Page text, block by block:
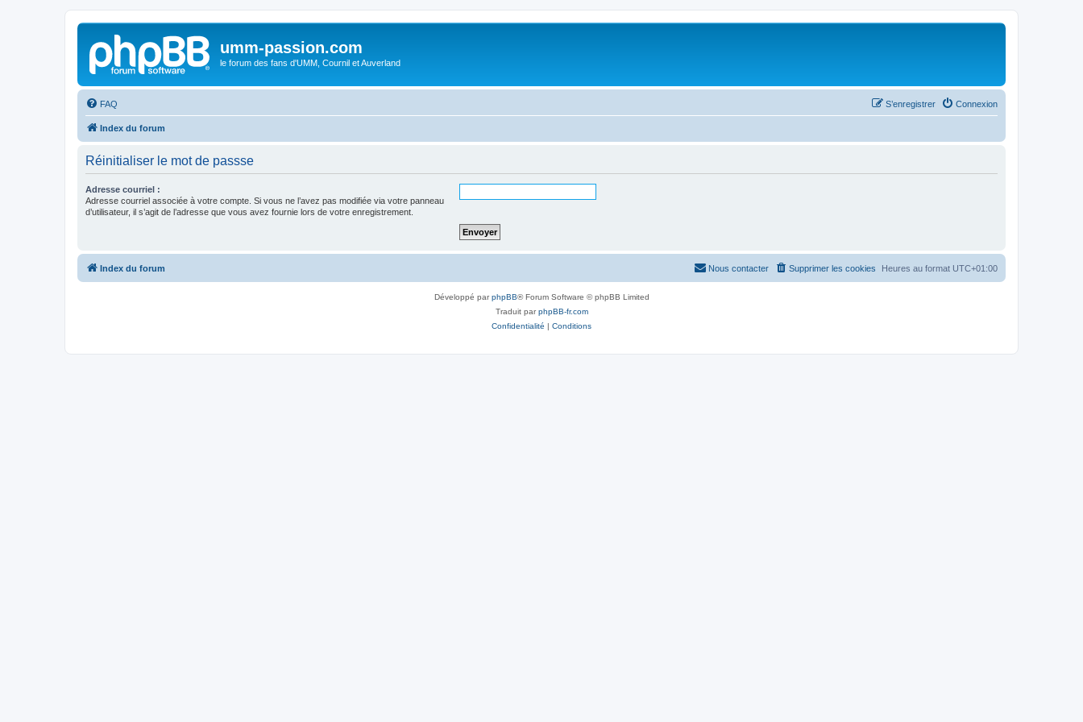
umm-passion.com
le forum des fans d'UMM, Cournil et Auverland
FAQ Connexion
S’enregistrer
Index du forum
Réinitialiser le mot de passse
Adresse courriel :
Adresse courriel associée à votre compte. Si vous ne l’avez pas modifiée via votre panneau
d’utilisateur, il s’agit de l’adresse que vous avez fournie lors de votre enregistrement.
Index du forum Heures au format UTC+01:00
Supprimer les cookies
Nous contacter
Développé parphpBB® Forum Software © phpBB Limited
Traduit parphpBB-fr.com
Confidentialité | Conditions